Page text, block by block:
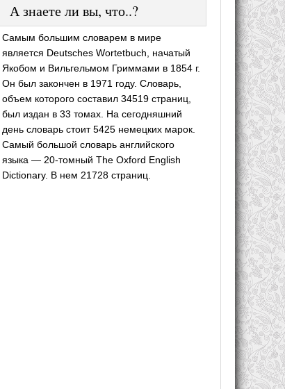
А знаете ли вы, что..?
Самым большим словарем в мире
является Deutsches Wortetbuch, начатый
Якобом и Вильгельмом Гриммами в 1854 г.
Он был закончен в 1971 году. Словарь,
объем которого составил 34519 страниц,
был издан в 33 томах. На сегодняшний
день словарь стоит 5425 немецких марок.
Самый большой словарь английского
языка — 20-томный The Oxford English
Dictionary. В нем 21728 страниц.